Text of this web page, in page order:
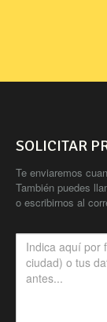
SOLICITAR
Te enviaremos
También puedes
o escribirnos al